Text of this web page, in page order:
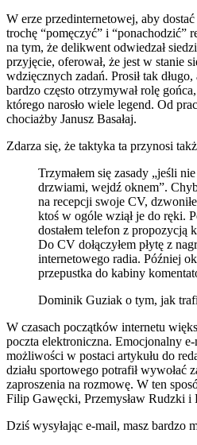
W erze przedinternetowej, aby
trochę “pomęczyć” i “ponachodzić”
na tym, że delikwent odwiedzał
przyjęcie, oferował, że jest w stanie
wdzięcznych zadań. Prosił tak
bardzo często otrzymywał rolę
którego narosło wiele legend. Od
chociażby Janusz Basałaj.
Zdarza się, że taktyka ta przynosi
Trzymałem się zasady „jeśli
drzwiami, wejdź oknem”.
na recepcji swoje CV,
ktoś w ogóle wziął je do ręki.
dostałem telefon z propozycją
Do CV dołączyłem płytę z
internetowego radia. Później
przepustka do kabiny
Dominik Guziak o tym, jak
W czasach początków internetu
poczta elektroniczna. Emocjonalny
możliwości w postaci artykułu do
działu sportowego potrafił wywołać
zaproszenia na rozmowę. W ten
Filip Gawęcki, Przemysław Rudzki i
Dziś wysyłając e-mail, masz bardzo